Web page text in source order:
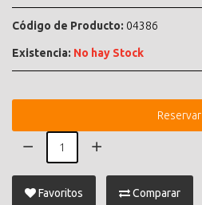
Código de Producto: 04386
Existencia: No hay Stock
Reservar
Favoritos Comparar